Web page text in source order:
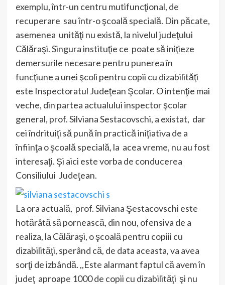
exemplu, într-un centru mutifuncţional, de
recuperare sau într-o şcoală specială. Din păcate,
asemenea unităţi nu există, la nivelul judeţului
Călăraşi. Singura instituţie ce poate să iniţieze
demersurile necesare pentru punerea în
funcţiune a unei şcoli pentru copii cu dizabilităţi
este Inspectoratul Judeţean Şcolar. O intenţie mai
veche, din partea actualului inspector şcolar
general, prof. Silviana Sestacovschi, a existat, dar
cei îndrituiţi să pună în practică iniţiativa de a
înfiinţa o şcoală specială, la acea vreme, nu au fost
interesaţi. Şi aici este vorba de conducerea
Consiliului Judeţean.
La ora actuală, prof. Silviana Şestacovschi este
hotărâtă să pornească, din nou, ofensiva de a
realiza, la Călăraşi, o şcoală pentru copiii cu
dizabilităţi, sperând că, de data aceasta, va avea
sorţi de izbândă. ,,Este alarmant faptul că avem în
judeţ aproape 1000 de copii cu dizabilităţi şi nu